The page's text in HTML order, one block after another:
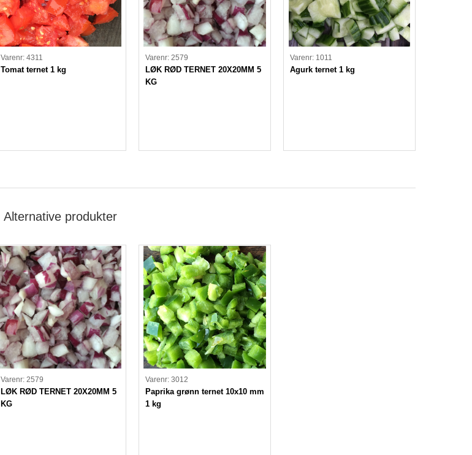
Varenr: 4311
Tomat ternet 1 kg
Varenr: 2579
LØK RØD TERNET 20X20MM 5
KG
Varenr: 1011
Agurk ternet 1 kg
Alternative produkter
Varenr: 2579
LØK RØD TERNET 20X20MM 5
KG
Varenr: 3012
Paprika grønn ternet 10x10 mm
1 kg